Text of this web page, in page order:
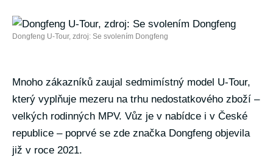
Dongfeng U-Tour, zdroj: Se svolením Dongfeng
Mnoho zákazníků zaujal sedmimístný model U-Tour,
který vyplňuje mezeru na trhu nedostatkového zboží –
velkých rodinných MPV. Vůz je v nabídce i v České
republice – poprvé se zde značka Dongfeng objevila
již v roce 2021.